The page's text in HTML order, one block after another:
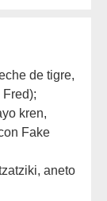
de tigre,
kren,
Fake
aneto